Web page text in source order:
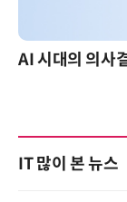
IT 많이 본 뉴스